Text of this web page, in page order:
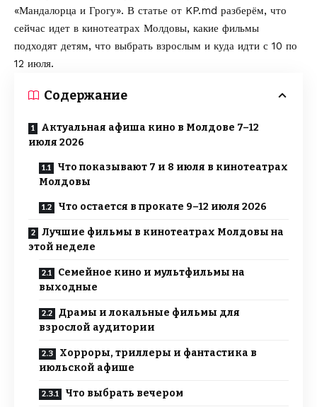
«Мандалорца и Грогу». В статье от KP.md разберём, что
сейчас идет в кинотеатрах Молдовы, какие фильмы
подходят детям, что выбрать взрослым и куда идти с 10 по
12 июля.
Содержание
Актуальная афиша кино в Молдове 7–12
июля 2026
Что показывают 7 и 8 июля в кинотеатрах
Молдовы
Что остается в прокате 9–12 июля 2026
Лучшие фильмы в кинотеатрах Молдовы на
этой неделе
Семейное кино и мультфильмы на
выходные
Драмы и локальные фильмы для
взрослой аудитории
Хорроры, триллеры и фантастика в
июльской афише
Что выбрать вечером